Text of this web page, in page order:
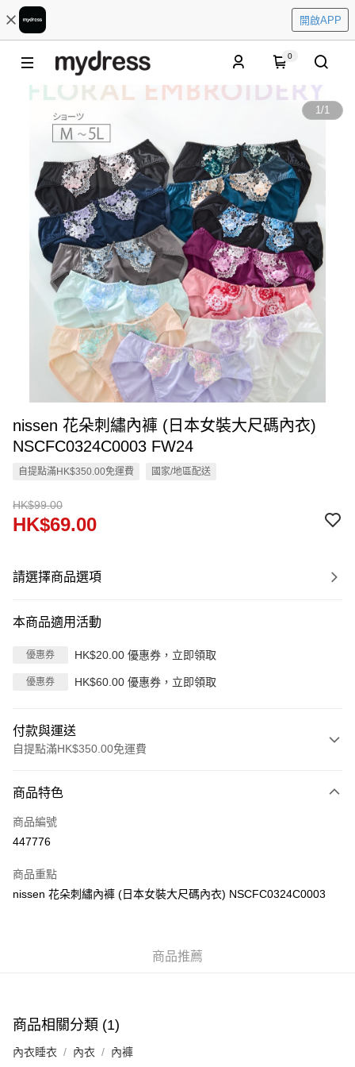
開啟APP
0
1/1
nissen 花朵刺繡內褲 (日本女裝大尺碼內衣)
NSCFC0324C0003 FW24
自提點滿HK$350.00免運費 國家/地區配送
HK$99.00
HK$69.00
請選擇商品選項
本商品適用活動
優惠券 HK$20.00 優惠券，立即領取
優惠券 HK$60.00 優惠券，立即領取
付款與運送
自提點滿HK$350.00免運費
信用卡
Apple Pay
PayMe
付款後順豐站及營業點
每筆HK$40.00，滿HK$350.00或以上免運費
商品特色
商品編號
447776
商品重點
nissen 花朵刺繡內褲 (日本女裝大尺碼內衣) NSCFC0324C0003
商品推薦
商品相關分類 (1)
內衣睡衣 內衣 內褲